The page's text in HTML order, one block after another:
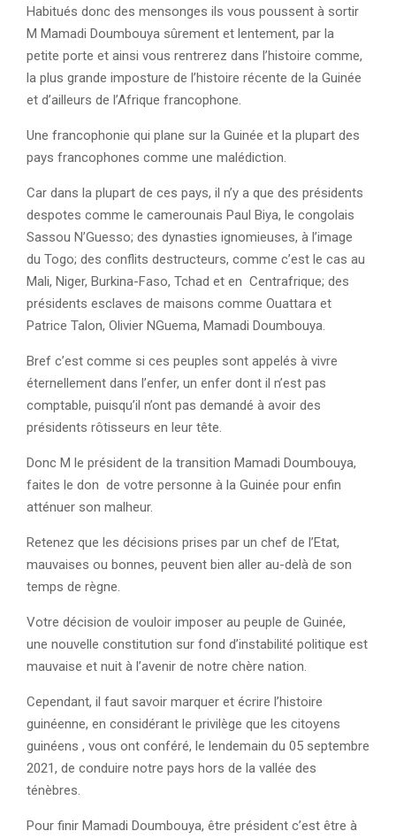
Habitués donc des mensonges ils vous poussent à sortir
M Mamadi Doumbouya sûrement et lentement, par la
petite porte et ainsi vous rentrerez dans l’histoire comme,
la plus grande imposture de l’histoire récente de la Guinée
et d’ailleurs de l’Afrique francophone.
Une francophonie qui plane sur la Guinée et la plupart des
pays francophones comme une malédiction.
Car dans la plupart de ces pays, il n’y a que des présidents
despotes comme le camerounais Paul Biya, le congolais
Sassou N’Guesso; des dynasties ignomieuses, à l’image
du Togo; des conflits destructeurs, comme c’est le cas au
Mali, Niger, Burkina-Faso, Tchad et en Centrafrique; des
présidents esclaves de maisons comme Ouattara et
Patrice Talon, Olivier NGuema, Mamadi Doumbouya.
Bref c’est comme si ces peuples sont appelés à vivre
éternellement dans l’enfer, un enfer dont il n’est pas
comptable, puisqu’il n’ont pas demandé à avoir des
présidents rôtisseurs en leur tête.
Donc M le président de la transition Mamadi Doumbouya,
faites le don de votre personne à la Guinée pour enfin
atténuer son malheur.
Retenez que les décisions prises par un chef de l’Etat,
mauvaises ou bonnes, peuvent bien aller au-delà de son
temps de règne.
Votre décision de vouloir imposer au peuple de Guinée,
une nouvelle constitution sur fond d’instabilité politique est
mauvaise et nuit à l’avenir de notre chère nation.
Cependant, il faut savoir marquer et écrire l’histoire
guinéenne, en considérant le privilège que les citoyens
guinéens , vous ont conféré, le lendemain du 05 septembre
2021, de conduire notre pays hors de la vallée des
ténèbres.
Pour finir Mamadi Doumbouya, être président c’est être à